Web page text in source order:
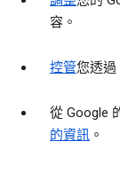
容。
控管您透過
從 Google
的資訊 。